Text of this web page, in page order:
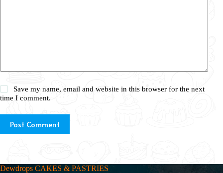
Save my name, email and website in this browser for the next
time I comment.
Post Comment
Dewdrops CAKES & PASTRIES